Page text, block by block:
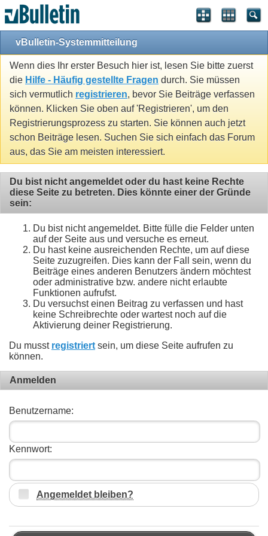
vBulletin-Systemmitteilung
Wenn dies Ihr erster Besuch hier ist, lesen Sie bitte zuerst
die Hilfe - Häufig gestellte Fragen durch. Sie müssen
sich vermutlich registrieren, bevor Sie Beiträge verfassen
können. Klicken Sie oben auf 'Registrieren', um den
Registrierungsprozess zu starten. Sie können auch jetzt
schon Beiträge lesen. Suchen Sie sich einfach das Forum
aus, das Sie am meisten interessiert.
Du bist nicht angemeldet oder du hast keine Rechte
diese Seite zu betreten. Dies könnte einer der Gründe
sein:
Du bist nicht angemeldet. Bitte fülle die Felder unten
auf der Seite aus und versuche es erneut.
Du hast keine ausreichenden Rechte, um auf diese
Seite zuzugreifen. Dies kann der Fall sein, wenn du
Beiträge eines anderen Benutzers ändern möchtest
oder administrative bzw. andere nicht erlaubte
Funktionen aufrufst.
Du versuchst einen Beitrag zu verfassen und hast
keine Schreibrechte oder wartest noch auf die
Aktivierung deiner Registrierung.
Du musst registriert sein, um diese Seite aufrufen zu
können.
Anmelden
Benutzername:
Kennwort:
Angemeldet bleiben?